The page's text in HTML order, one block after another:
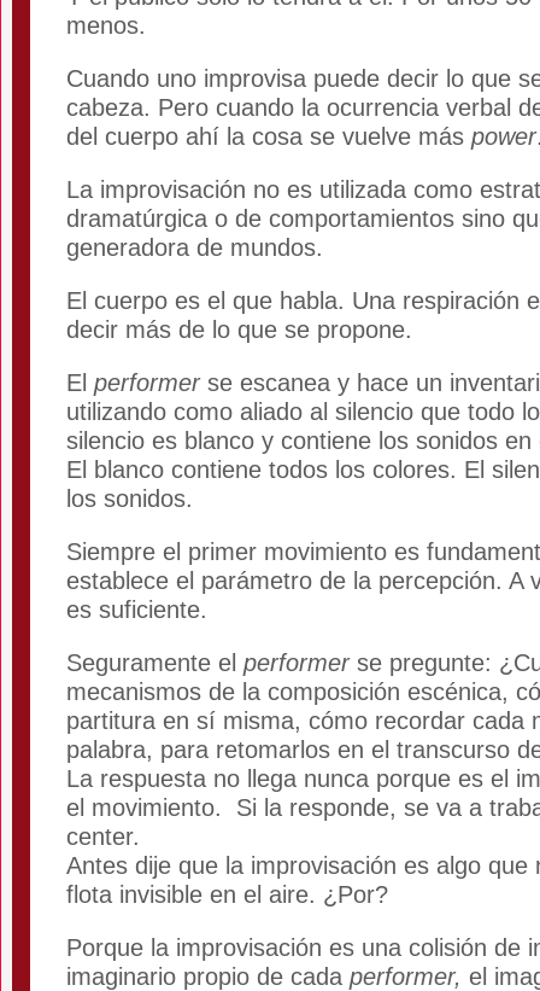
menos.
Cuando uno improvisa puede decir lo que
cabeza. Pero cuando la ocurrencia verbal
del cuerpo ahí la cosa se vuelve más power
La improvisación no es utilizada como
dramatúrgica o de comportamientos sino
generadora de mundos.
El cuerpo es el que habla. Una respiración
decir más de lo que se propone.
El performerse escanea y hace un
utilizando como aliado al silencio que todo
silencio es blanco y contiene los sonidos
El blanco contiene todos los colores. El
los sonidos.
Siempre el primer movimiento es
establece el parámetro de la percepción. A
es suficiente.
Seguramente el performerse pregunte:
mecanismos de la composición escénica,
partitura en sí misma, cómo recordar cada
palabra, para retomarlos en el transcurso
La respuesta no llega nunca porque es el
el movimiento. Si la responde, se va a
center.
Antes dije que la improvisación es algo que
flota invisible en el aire. ¿Por?
Porque la improvisación es una colisión de
imaginario propio de cada performer, el